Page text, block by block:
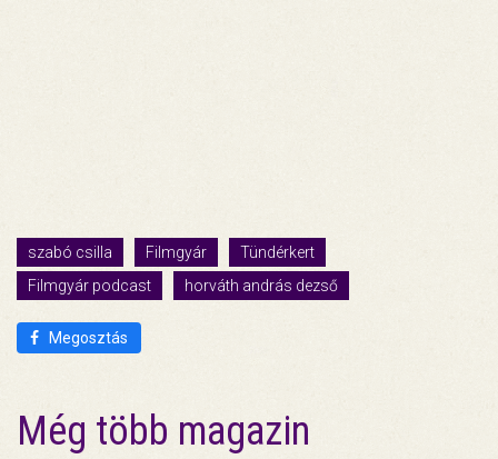
szabó csilla Filmgyár
Tündérkert
Filmgyár podcast
horváth andrás dezső
Megosztás
Még több magazin